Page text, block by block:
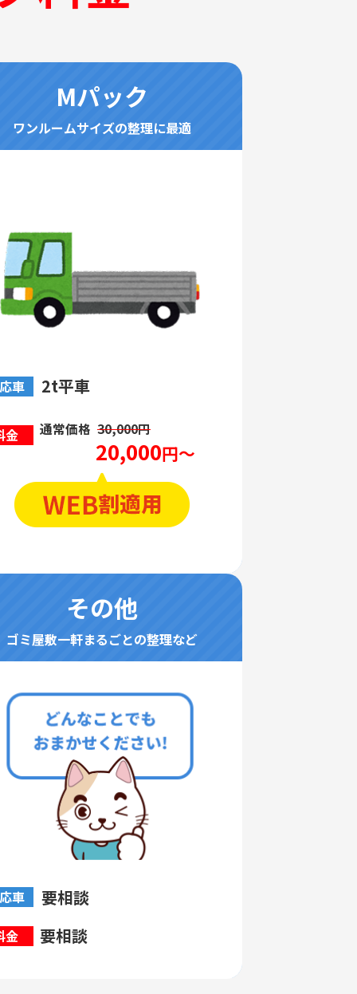
Mパック
ワンルームサイズの整理に最適
車 2t平車
金 通常価格 30,000円
20,000円～
その他
ゴミ屋敷一軒まるごとの整理など
車 要相談
金 要相談